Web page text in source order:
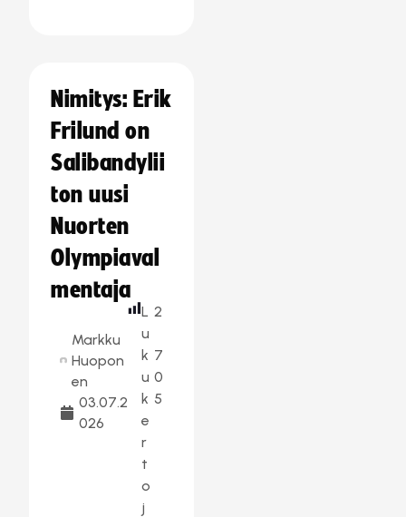
Nimitys: Erik
Frilund on
Salibandylii
ton uusi
Nuorten
Olympiaval
mentaja
Markku
Huopon
en
03.07.2
026
L
u
k
u
k
e
r
t
o
j
2
7
0
5